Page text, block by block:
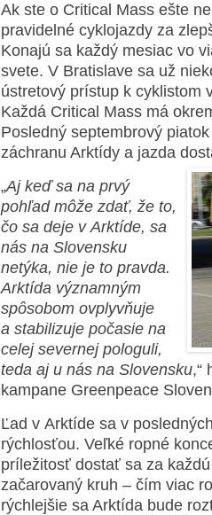
Ak ste o Critical Mass ešte
pravidelné cyklojazdy za
Konajú sa každý mesiac vo
svete. V Bratislave sa už
ústretový prístup k cyklistom
Každá Critical Mass má
Posledný septembrový
záchranu Arktídy a jazda
„Aj keď sa na prvý
pohľad môže zdať, že to,
čo sa deje v Arktíde, sa
nás na Slovensku
netýka, nie je to pravda.
Arktída významným
spôsobom ovplyvňuje
a stabilizuje počasie na
celej severnej pologuli,
teda aj u nás na Slovensku,“
kampane Greenpeace
Ľad v Arktíde sa v
rýchlosťou. Veľké ropné
príležitosť dostať sa za
začarovaný kruh – čím viac
rýchlejšie sa Arktída bude